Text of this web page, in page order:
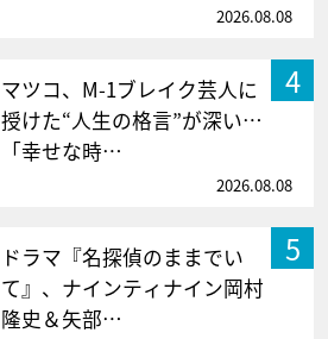
2026.08.08
4
マツコ、M-1ブレイク芸人に
授けた“人生の格言”が深い…
「幸せな時…
2026.08.08
5
ドラマ『名探偵のままでい
て』、ナインティナイン岡村
隆史＆矢部…